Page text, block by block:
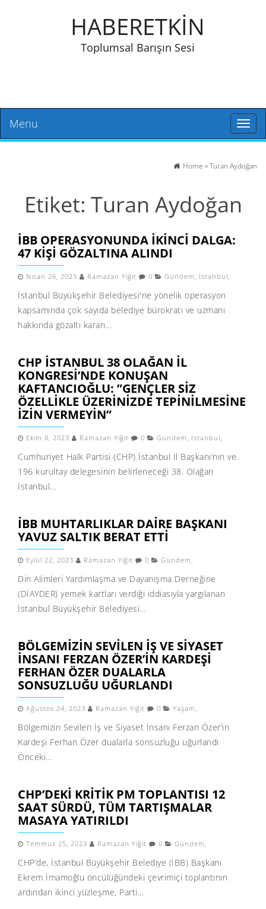
HABERETKİN
Toplumsal Barışın Sesi
Toggle
Menu
Home »Turan Aydoğan
Etiket: Turan Aydoğan
İBB OPERASYONUNDA IKINCI DALGA:
47 KIŞI GÖZALTINA ALINDI
Nisan 26, 2025 Ramazan Yiğit 0 Gündem , İstanbul,
İstanbul Büyükşehir Belediyesi'ne yönelik operasyon
kapsamında çok sayıda belediye bürokratı ve uzmanı
hakkında gözaltı kararı...
CHP İSTANBUL 38 OLAĞAN İL
KONGRESI’NDE KONUŞAN
KAFTANCIOĞLU: ”GENÇLER SIZ
ÖZELLIKLE ÜZERINIZDE TEPINILMESINE
IZIN VERMEYIN”
Ekim 8, 2023 Ramazan Yiğit 0 Gündem , İstanbul,
Cumhuriyet Halk Partisi (CHP) İstanbul İl Başkanı’nın ve
196 kurultay delegesinin belirleneceği 38. Olağan
İstanbul...
İBB MUHTARLIKLAR DAIRE BAŞKANI
YAVUZ SALTIK BERAT ETTI
Eylül 22, 2023 Ramazan Yiğit 0 Gündem ,
Din Alimleri Yardımlaşma ve Dayanışma Derneğine
(DİAYDER) yemek kartları verdiği iddiasıyla yargılanan
İstanbul Büyükşehir Belediyesi...
BÖLGEMIZIN SEVILEN İŞ VE SIYASET
İNSANI FERZAN ÖZER’IN KARDEŞI
FERHAN ÖZER DUALARLA
SONSUZLUĞU UĞURLANDI
Ağustos 24, 2023 Ramazan Yiğit 0 Yaşam ,
Bölgemizin Sevilen İş ve Siyaset İnsanı Ferzan Özer’in
Kardeşi Ferhan Özer dualarla sonsuzluğu uğurlandı
Önceki...
CHP’DEKI KRITIK PM TOPLANTISI 12
SAAT SÜRDÜ, TÜM TARTIŞMALAR
MASAYA YATIRILDI
Temmuz 25, 2023 Ramazan Yiğit 0 Gündem ,
CHP’de, İstanbul Büyükşehir Belediye (İBB) Başkanı
Ekrem İmamoğlu öncülüğündeki çevrimiçi toplantının
ardından ikinci yüzleşme, Parti...